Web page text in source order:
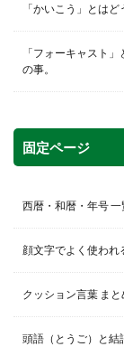
「かいこう」とは
「フォーキャスト
の事。
固定ページ
西暦・和暦・年号
顔文字でよく使われ
クッション言葉 ま
頭語（とうご）と結